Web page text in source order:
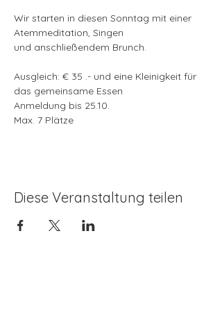
Wir starten in diesen Sonntag mit einer
Atemmeditation, Singen
und anschließendem Brunch.
Ausgleich: € 35 .- und eine Kleinigkeit für
das gemeinsame Essen
Anmeldung bis 25.10.
Max. 7 Plätze
Diese Veranstaltung teilen